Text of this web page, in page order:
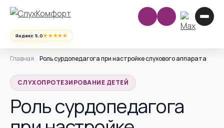
Яндекс 5.0★★★★★
Главная Роль сурдопедагога при настройке слухового аппарата
СЛУХОПРОТЕЗИРОВАНИЕ ДЕТЕЙ
Роль сурдопедагога